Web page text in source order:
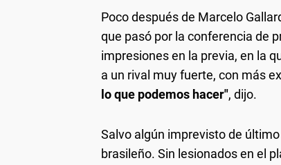
Poco después de Marcelo
que pasó por la conferencia de
impresiones en la previa, en la
a un rival muy fuerte, con más
lo que podemos hacer", dijo.
Salvo algún imprevisto de
brasileño. Sin lesionados en el